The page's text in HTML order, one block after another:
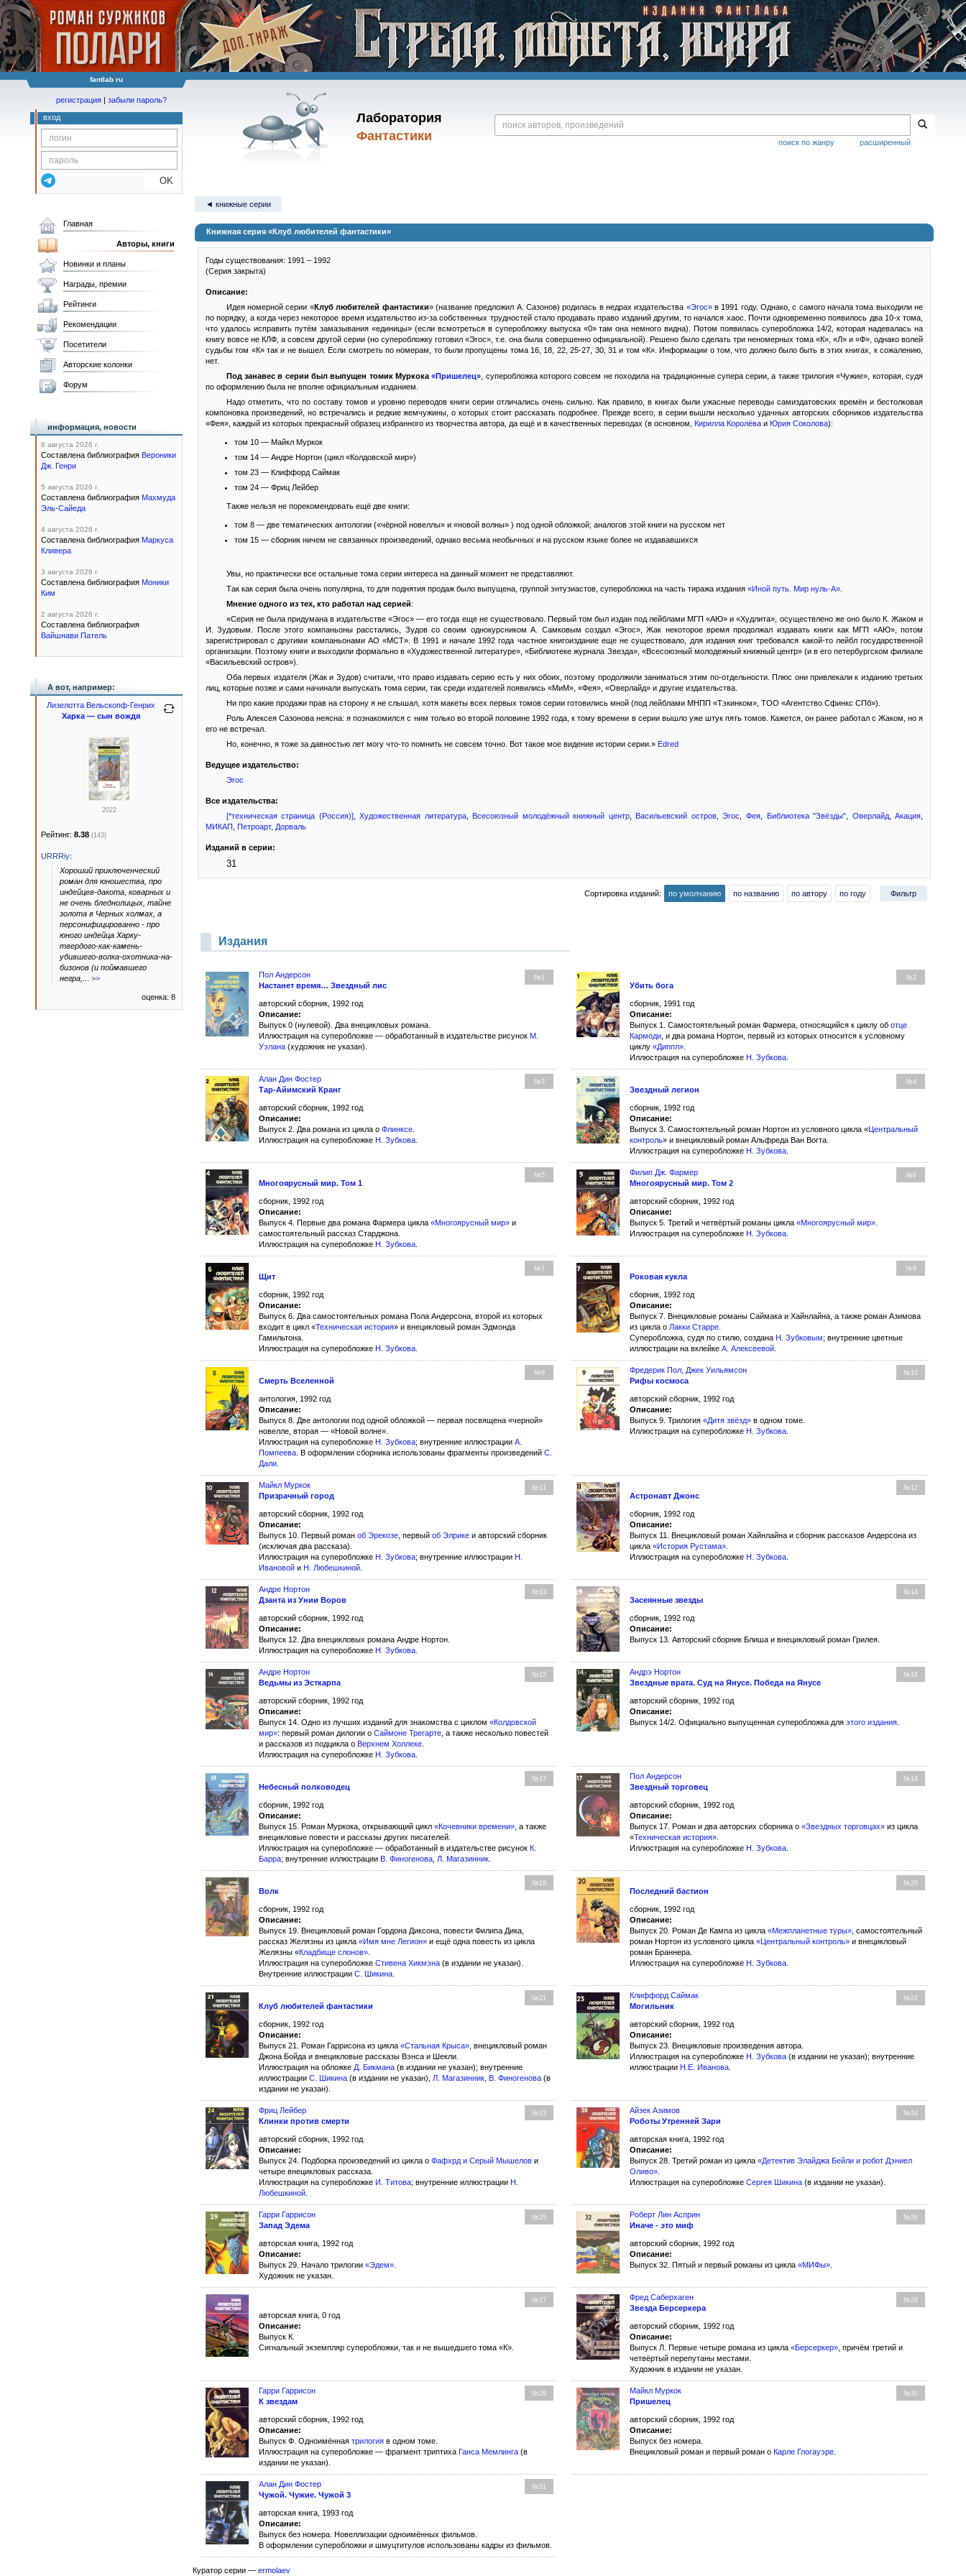
fantlab ru
Лаборатория
Фантастики
расширенный
поиск по жанру
регистрация | забыли пароль?
вход
OK
◄ книжные серии
Книжная серия «Клуб любителей фантастики»
Годы существования: 1991 – 1992
(Серия закрыта)
Описание:
Идея номерной серии «Клуб любителей фантастики» (название предложил А. Сазонов) родилась в недрах издательства «Эгос»в 1991 году. Однако, с самого начала тома выходили не
по порядку, а когда через некоторое время издательство из-за собственных трудностей стало продавать право изданий другим, то начался хаос. Почти одновременно появилось два 10-х тома,
что удалось исправить путём замазывания «единицы» (если всмотреться в суперобложку выпуска «0» там она немного видна). Потом появилась суперобложка 14/2, которая надевалась на
книгу вовсе не КЛФ, а совсем другой серии (но суперобложку готовил «Эгос», т.е. она была совершенно официальной). Решено было сделать три неномерных тома «К», «Л» и «Ф», однако волей
судьбы том «К» так и не вышел. Если смотреть по номерам, то были пропущены тома 16, 18, 22, 25-27, 30, 31 и том «К». Информации о том, что должно было быть в этих книгах, к сожалению,
нет.
Под занавес в серии был выпущен томик Муркока«Пришелец» , суперобложка которого совсем не походила на традиционные супера серии, а также трилогия «Чужие», которая, судя
по оформлению была не вполне официальным изданием.
Надо отметить, что по составу томов и уровню переводов книги серии отличались очень сильно. Как правило, в книгах были ужасные переводы самиздатовских времён и бестолковая
компоновка произведений, но встречались и редкие жемчужины, о которых стоит рассказать подробнее. Прежде всего, в серии вышли несколько удачных авторских сборников издательства
«Фея», каждый из которых прекрасный образец избранного из творчества автора, да ещё и в качественных переводах (в основном, Кирилла Королёва и Юрия Соколова):
том 10 — Майкл Муркок
том 14 — Андре Нортон (цикл «Колдовской мир»)
том 23 — Клиффорд Саймак
том 24 — Фриц Лейбер
Также нельзя не порекомендовать ещё две книги:
том 8 — две тематических антологии («чёрной новеллы» и «новой волны» ) под одной обложкой; аналогов этой книги на русском нет
том 15 — сборник ничем не связанных произведений, однако весьма необычных и на русском языке более не издававшихся
Увы, но практически все остальные тома серии интереса на данный момент не представляют.
Так как серия была очень популярна, то для поднятия продаж было выпущена, группой энтузиастов, суперобложка на часть тиража издания «Иной путь. Мир нуль-А».
Мнение одного из тех, кто работал над серией:
«Серия не была придумана в издательстве «Эгос» — его тогда еще не существовало. Первый том был издан под лейблами МГП «АЮ» и «Худлита», осуществлено же оно было К. Жаком и
И. Зудовым. После этого компаньоны расстались, Зудов со своим однокурсником А. Самковым создал «Эгос», Жак некоторое время продолжал издавать книги как МГП «АЮ», потом
зарегистрировал с другими компаньонами АО «МСТ». В 1991 и начале 1992 года частное книгоиздание еще не существовало, для издания книг требовался какой-то лейбл государственной
организации. Поэтому книги и выходили формально в «Художественной литературе», «Библиотеке журнала Звезда», «Всесоюзный молодежный книжный центр» (и в его петербургском филиале
«Васильевский остров»).
Оба первых издателя (Жак и Зудов) считали, что право издавать серию есть у них обоих, поэтому продолжили заниматься этим по-отдельности. Плюс они привлекали к изданию третьих
лиц, которые позже и сами начинали выпускать тома серии, так среди издателей появились «МиМ», «Фея», «Оверлайд» и другие издательства.
Ни про какие продажи прав на сторону я не слышал, хотя макеты всех первых томов серии готовились мной (под лейблами МНПП «Тэкинком», ТОО «Агентство Сфинкс СПб»).
Роль Алексея Сазонова неясна: я познакомился с ним только во второй половине 1992 года, к тому времени в серии вышло уже штук пять томов. Кажется, он ранее работал с Жаком, но я
его не встречал.
Но, конечно, я тоже за давностью лет могу что-то помнить не совсем точно. Вот такое мое видение истории серии.» Edred
Ведущее издательство:
Эгос
Все издательства:
[*техническая страница (Россия)],Художественная литература, Всесоюзный молодёжный книжный центр, Васильевский остров,Эгос Фея, Библиотека "Звёзды" Оверлайд,Акация
МИКАП Петроарт, Дорваль
Изданий в серии:
31
Сортировка изданий: по умолчанию по названию по автору по году Фильтр
Издания
Пол Андерсон №1
Настанет время… Звездный лис
авторский сборник, 1992 год
Описание:
Выпуск 0 (нулевой). Два внецикловых романа.
Иллюстрация на суперобложке — обработанный в издательстве рисунок М.
Уэлана (художник не указан).
№2
Убить бога
сборник, 1991 год
Описание:
Выпуск 1. Самостоятельный роман Фармера, относящийся к циклу об отце
Кармоди , и два романа Нортон, первый из которых относится к условному
циклу «Диппл»
Иллюстрация на суперобложке Н. Зубкова
Алан Дин Фостер №3
Тар-Айимский Кранг
авторский сборник, 1992 год
Описание:
Выпуск 2. Два романа из цикла о Флинксе
Иллюстрация на суперобложке Н. Зубкова
№4
Звездный легион
сборник, 1992 год
Описание:
Выпуск 3. Самостоятельный роман Нортон из условного цикла «Центральный
контроль» и внецикловый роман Альфреда Ван Вогта.
Иллюстрация на суперобложке Н. Зубкова
№5
Многоярусный мир. Том 1
сборник, 1992 год
Описание:
Выпуск 4. Первые два романа Фармера цикла «Многоярусный мир» и
самостоятельный рассказ Старджона.
Иллюстрация на суперобложке Н. Зубкова
Филип Дж. Фармер №6
Многоярусный мир. Том 2
авторский сборник, 1992 год
Описание:
Выпуск 5. Третий и четвёртый романы цикла «Многоярусный мир»
Иллюстрация на суперобложке Н. Зубкова
№7
Щит
сборник, 1992 год
Описание:
Выпуск 6. Два самостоятельных романа Пола Андерсона, второй из которых
входит в цикл «Техническая история» и внецикловый роман Эдмонда
Гамильтона.
Иллюстрация на суперобложке Н. Зубкова
№8
Роковая кукла
сборник, 1992 год
Описание:
Выпуск 7. Внецикловые романы Саймака и Хайнлайна, а также роман Азимова
из цикла о Лакки Старре
Суперобложка, судя по стилю, создана Н. Зубковым; внутренние цветные
иллюстрации на вклейке А. Алексеевой
№9
Смерть Вселенной
антология, 1992 год
Описание:
Выпуск 8. Две антологии под одной обложкой — первая посвящена «черной»
новелле, вторая — «Новой волне».
Иллюстрация на суперобложке Н. Зубкова; внутренние иллюстрации А.
Помпеева . В оформлении сборника использованы фрагменты произведений С.
Дали
Фредерик Пол Джек Уильямсон №10
Рифы космоса
авторский сборник, 1992 год
Описание:
Выпуск 9. Трилогия «Дитя звёзд» в одном томе.
Иллюстрация на суперобложке Н. Зубкова
Майкл Муркок №11
Призрачный город
авторский сборник, 1992 год
Описание:
Выпуск 10. Первый роман об Эрекозе , первый об Элрике и авторский сборник
(исключая два рассказа).
Иллюстрация на суперобложке Н. Зубкова; внутренние иллюстрации Н.
Ивановой и Н. Любешкиной
№12
Астронавт Джонс
сборник, 1992 год
Описание:
Выпуск 11. Внецикловый роман Хайнлайна и сборник рассказов Андерсона из
цикла «История Рустама»
Иллюстрация на суперобложке Н. Зубкова
Андре Нортон №13
Дзанта из Унии Воров
авторский сборник, 1992 год
Описание:
Выпуск 12. Два внецикловых романа Андре Нортон.
Иллюстрация на суперобложке Н. Зубкова
№14
Засеянные звезды
сборник, 1992 год
Описание:
Выпуск 13. Авторский сборник Блиша и внецикловый роман Грилея.
Андре Нортон №15
Ведьмы из Эсткарпа
авторский сборник, 1992 год
Описание:
Выпуск 14. Одно из лучших изданий для знакомства с циклом «Колдовской
мир»: первый роман дилогии о Саймоне Трегарте , а также несколько повестей
и рассказов из подцикла о Верхнем Холлеке
Иллюстрация на суперобложке Н. Зубкова
Андрэ Нортон №16
Звездные врата. Суд на Янусе. Победа на Янусе
авторский сборник, 1992 год
Описание:
Выпуск 14/2. Официально выпущенная суперобложка для этого издания
№17
Небесный полководец
сборник, 1992 год
Описание:
Выпуск 15. Роман Муркока, открывающий цикл «Кочевники времени» , а также
внецикловые повести и рассказы других писателей.
Иллюстрация на суперобложке — обработанный в издательстве рисунок К.
Барра; внутренние иллюстрации В. Финогенова Л. Магазинник
Пол Андерсон №18
Звездный торговец
авторский сборник, 1992 год
Описание:
Выпуск 17. Роман и два авторских сборника о «Звездных торговцах» из цикла
«Техническая история»
Иллюстрация на суперобложке Н. Зубкова
№19
Волк
сборник, 1992 год
Описание:
Выпуск 19. Внецикловый роман Гордона Диксона, повести Филипа Дика,
рассказ Желязны из цикла «Имя мне Легион» и ещё одна повесть из цикла
Желязны «Кладбище слонов»
Иллюстрация на суперобложке Стивена Хикмэна (в издании не указан).
Внутренние иллюстрации С. Шикина
№20
Последний бастион
сборник, 1992 год
Описание:
Выпуск 20. Роман Де Кампа из цикла «Межпланетные туры» , самостоятельный
роман Нортон из условного цикла «Центральный контроль» и внецикловый
роман Браннера.
Иллюстрация на суперобложке Н. Зубкова
№21
Клуб любителей фантастики
сборник, 1992 год
Описание:
Выпуск 21. Роман Гаррисона из цикла «Стальная Крыса» , внецикловый роман
Джона Бойда и внецикловые рассказы Вэнса и Шекли.
Иллюстрация на обложке Д. Бикмана (в издании не указан); внутренние
иллюстрации С. Шикина (в издании не указан), Л. Магазинник В. Финогенова (в
издании не указан).
Клиффорд Саймак №22
Могильник
авторский сборник, 1992 год
Описание:
Выпуск 23. Внецикловые произведения автора.
Иллюстрация на суперобложке Н. Зубкова (в издании не указан); внутренние
иллюстрации Н.Е. Иванова
Фриц Лейбер №23
Клинки против смерти
авторский сборник, 1992 год
Описание:
Выпуск 24. Подборка произведений из цикла о Фафхрд и Серый Мышелов и
четыре внецикловых рассказа.
Иллюстрация на суперобложке И. Титова; внутренние иллюстрации Н.
Любешкиной
Айзек Азимов №24
Роботы Утренней Зари
авторская книга, 1992 год
Описание:
Выпуск 28. Третий роман из цикла «Детектив Элайджа Бейли и робот Дэниел
Оливо»
Иллюстрация на суперобложке Сергея Шикина (в издании не указан).
Гарри Гаррисон №25
Запад Эдема
авторская книга, 1992 год
Описание:
Выпуск 29. Начало трилогии «Эдем»
Художник не указан.
Роберт Лин Асприн №26
Иначе - это миф
авторский сборник, 1992 год
Описание:
Выпуск 32. Пятый и первый романы из цикла «МИФы»
№27
авторская книга, 0 год
Описание:
Выпуск К.
Сигнальный экземпляр суперобложки, так и не вышедшего тома «К».
Фред Саберхаген №28
Звезда Берсеркера
авторский сборник, 1992 год
Описание:
Выпуск Л. Первые четыре романа из цикла «Берсеркер» , причём третий и
четвёртый перепутаны местами.
Художник в издании не указан.
Гарри Гаррисон №29
К звездам
авторский сборник, 1992 год
Описание:
Выпуск Ф. Одноимённая трилогия в одном томе.
Иллюстрация на суперобложке — фрагмент триптиха Ганса Мемлинга (в
издании не указан).
Майкл Муркок №30
Пришелец
авторский сборник, 1992 год
Описание:
Выпуск без номера.
Внецикловый роман и первый роман о Карле Глогауэре
Алан Дин Фостер №31
Чужой. Чужие. Чужой 3
авторская книга, 1993 год
Описание:
Выпуск без номера. Новеллизации одноимённых фильмов.
В оформлении суперобложки и шмуцтитулов использованы кадры из фильмов.
Куратор серии — ermolaev
Главная
Авторы, книги
Новинки и планы
Награды, премии
Рейтинги
Рекомендации
Посетители
Авторские колонки
Форум
информация, новости
6 августа 2026 г.
Составлена библиография Вероники
Дж. Генри
5 августа 2026 г.
Составлена библиография Махмуда
Эль-Сайеда
4 августа 2026 г.
Составлена библиография Маркуса
Кливера
3 августа 2026 г.
Составлена библиография Моники
Ким
2 августа 2026 г.
Составлена библиография
Вайшнави Патель
А вот, например:
Лизелотта Вельскопф-Генрих
Харка — сын вождя
2022
Рейтинг: 8.38 (143)
URRRiy:
Хороший приключенческий
роман для юношества, про
индейцев-дакота, коварных и
не очень бледнолицых, тайне
золота в Черных холмах, а
персонифицированно - про
юного индейца Харку-
твердого-как-камень-
убившего-волка-охотника-на-
бизонов (и поймавшего
негра,
>>
оценка: 8